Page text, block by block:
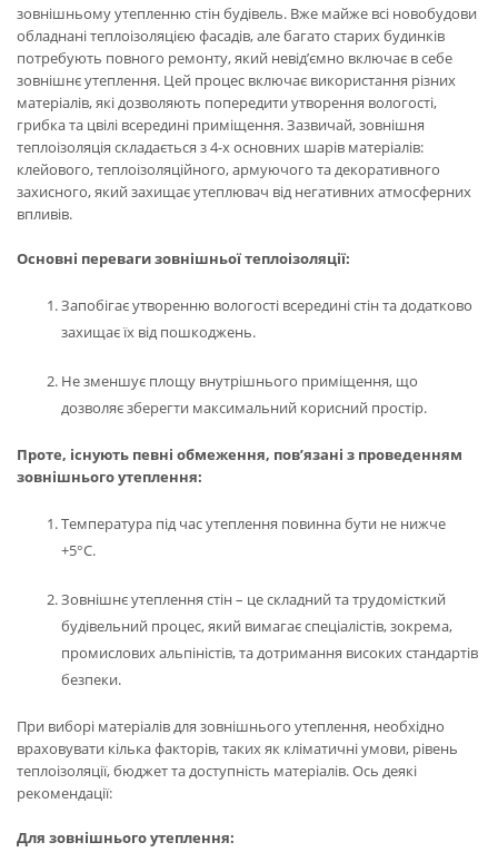
зовнішньому утепленню стін будівель. Вже майже всі новобудови
обладнані теплоізоляцією фасадів, але багато старих будинків
потребують повного ремонту, який невід’ємно включає в себе
зовнішнє утеплення. Цей процес включає використання різних
матеріалів, які дозволяють попередити утворення вологості,
грибка та цвілі всередині приміщення. Зазвичай, зовнішня
теплоізоляція складається з 4-х основних шарів матеріалів:
клейового, теплоізоляційного, армуючого та декоративного
захисного, який захищає утеплювач від негативних атмосферних
впливів.
Основні переваги зовнішньої теплоізоляції:
Запобігає утворенню вологості всередині стін та додатково
захищає їх від пошкоджень.
Не зменшує площу внутрішнього приміщення, що
дозволяє зберегти максимальний корисний простір.
Проте, існують певні обмеження, пов’язані з проведенням
зовнішнього утеплення:
Температура під час утеплення повинна бути не нижче
+5°С.
Зовнішнє утеплення стін – це складний та трудомісткий
будівельний процес, який вимагає спеціалістів, зокрема,
промислових альпіністів, та дотримання високих стандартів
безпеки.
При виборі матеріалів для зовнішнього утеплення, необхідно
враховувати кілька факторів, таких як кліматичні умови, рівень
теплоізоляції, бюджет та доступність матеріалів. Ось деякі
рекомендації:
Для зовнішнього утеплення: